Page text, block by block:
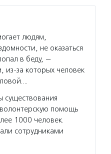
людям,
не оказаться
в беду, —
из-за которых человек
существования
помощь
1000 человек.
сотрудниками